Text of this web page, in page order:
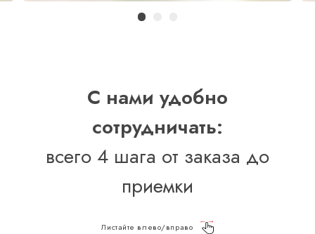
С нами удобно
сотрудничать:
всего 4 шага от заказа до
приемки
Листайте влево/вправо